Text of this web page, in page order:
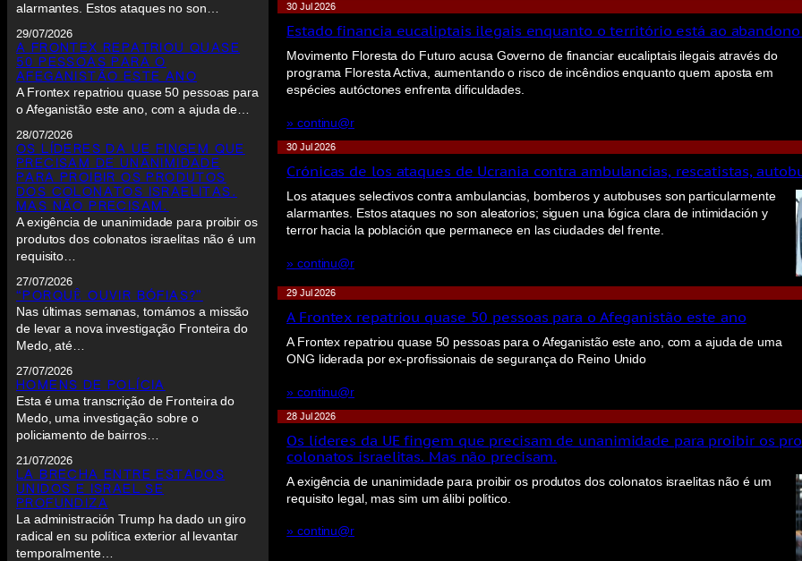
alarmantes. Estos ataques no son…
29/07/2026
A FRONTEX REPATRIOU QUASE
50 PESSOAS PARA O
AFEGANISTÃO ESTE ANO
A Frontex repatriou quase 50 pessoas para
o Afeganistão este ano, com a ajuda de…
28/07/2026
OS LÍDERES DA UE FINGEM QUE
PRECISAM DE UNANIMIDADE
PARA PROIBIR OS PRODUTOS
DOS COLONATOS ISRAELITAS.
MAS NÃO PRECISAM.
A exigência de unanimidade para proibir os
produtos dos colonatos israelitas não é um
requisito…
27/07/2026
“PORQUÊ OUVIR BÓFIAS?”
Nas últimas semanas, tomámos a missão
de levar a nova investigação Fronteira do
Medo, até…
27/07/2026
HOMENS DE POLÍCIA
Esta é uma transcrição de Fronteira do
Medo, uma investigação sobre o
policiamento de bairros…
21/07/2026
LA BRECHA ENTRE ESTADOS
UNIDOS E ISRAEL SE
PROFUNDIZA
La administración Trump ha dado un giro
radical en su política exterior al levantar
temporalmente…
30 Jul 2026
Estado financia eucaliptais ilegais enquanto o território está ao abandono
Movimento Floresta do Futuro acusa Governo de financiar eucaliptais ilegais através do
programa Floresta Activa, aumentando o risco de incêndios enquanto quem aposta em
espécies autóctones enfrenta dificuldades.
» continu@r
30 Jul 2026
Crónicas de los ataques de Ucrania contra ambulancias, rescatistas,
Los ataques selectivos contra ambulancias, bomberos y autobuses son particularmente
alarmantes. Estos ataques no son aleatorios; siguen una lógica clara de intimidación y
terror hacia la población que permanece en las ciudades del frente.
» continu@r
29 Jul 2026
A Frontex repatriou quase 50 pessoas para o Afeganistão este ano
A Frontex repatriou quase 50 pessoas para o Afeganistão este ano, com a ajuda de uma
ONG liderada por ex-profissionais de segurança do Reino Unido
» continu@r
28 Jul 2026
Os líderes da UE fingem que precisam de unanimidade para proibir os
colonatos israelitas. Mas não precisam.
A exigência de unanimidade para proibir os produtos dos colonatos israelitas não é um
requisito legal, mas sim um álibi político.
» continu@r